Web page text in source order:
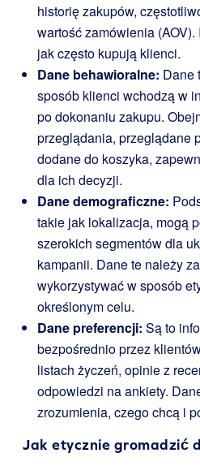
historię zakupów,
wartość zamówienia
jak często kupują klienci.
Dane behawioralne: Dane
sposób klienci wchodzą w
po dokonaniu zakupu.
przeglądania, przeglądane
dodane do koszyka,
dla ich decyzji.
Dane demograficzne:
takie jak lokalizacja, mogą
szerokich segmentów dla
kampanii. Dane te należy
wykorzystywać w sposób
określonym celu.
Dane preferencji: Są to
bezpośrednio przez
listach życzeń, opinie z
odpowiedzi na ankiety.
zrozumienia, czego chcą i
Jak etycznie gromadzić